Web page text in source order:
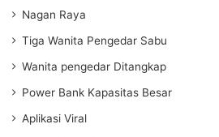
Nagan Raya
Tiga Wanita Pengedar Sabu
Wanita pengedar Ditangkap
Power Bank Kapasitas Besar
Aplikasi Viral